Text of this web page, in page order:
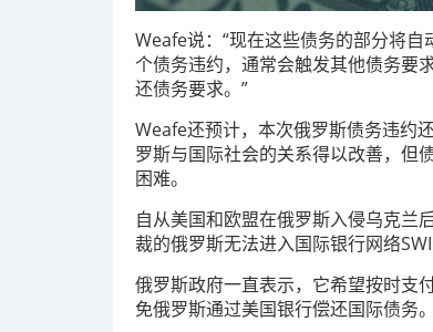
Weafe说：“现在这些债务的部分将
个债务违约，通常会触发其他债务要
还债务要求。”
Weafe还预计，本次俄罗斯债务违约
罗斯与国际社会的关系得以改善，但
困难。
自从美国和欧盟在俄罗斯入侵乌克兰
裁的俄罗斯无法进入国际银行网络
俄罗斯政府一直表示，它希望按时支
免俄罗斯通过美国银行偿还国际债务。